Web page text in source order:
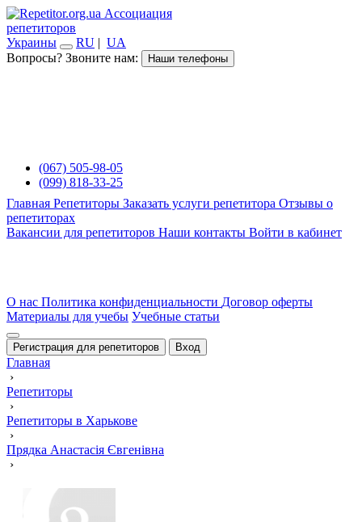
Ассоциация
репетиторов
Украины
RU | UA
Вопросы? Звоните нам:
Наши телефоны
(067) 505-98-05
(099) 818-33-25
Главная Репетиторы Заказать услуги репетитора Отзывы о
репетиторах
Вакансии для репетиторов Наши контакты Войти в кабинет
О нас Политика конфиденциальности Договор оферты
Материалы для учебы Учебные статьи
Регистрация для репетиторов Вход
Главная
›
Репетиторы
›
Репетиторы в Харькове
›
Прядка Анастасія Євгенівна
›